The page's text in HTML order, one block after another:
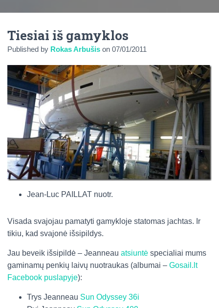
I
Tiesiai iš gamyklos
Published by Rokas Arbušis on 07/01/2011
Jean-Luc PAILLAT nuotr.
Visada svajojau pamatyti gamykloje statomas jachtas. Ir
tikiu, kad svajonė išsipildys.
Jau beveik išsipildė – Jeanneau atsiuntė specialiai mums
gaminamų penkių laivų nuotraukas (albumai – Gosail.lt
Facebook puslapyje):
Trys Jeanneau Sun Odyssey 36i